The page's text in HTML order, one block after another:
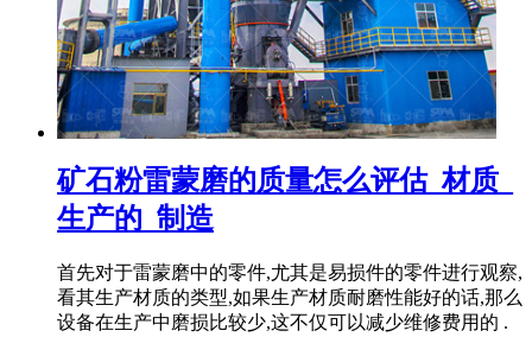
矿石粉雷蒙磨的质量怎么评估_材质_
生产的_制造
首先对于雷蒙磨中的零件,尤其是易损件的零件进行观察,
看其生产材质的类型,如果生产材质耐磨性能好的话,那么
设备在生产中磨损比较少,这不仅可以减少维修费用的 .